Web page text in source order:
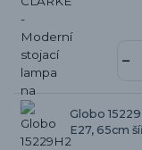
Globo
E27, 65cm